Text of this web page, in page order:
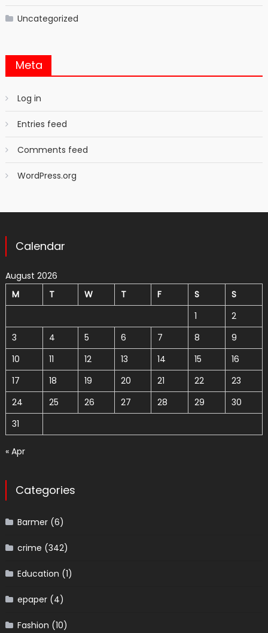
Uncategorized
Meta
Log in
Entries feed
Comments feed
WordPress.org
Calendar
August 2026
M
T W T F S
S
1
2
3
4 5 6 7 8
9
10
11 12 13 14 15
16
17
18 19 20 21 22
23
24
25 26 27 28 29
30
31
« Apr
Categories
Barmer(6)
crime (342)
Education (1)
epaper(4)
Fashion (10)